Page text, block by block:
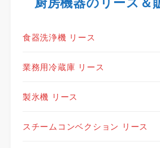
食器洗浄機 リース
業務用冷蔵庫 リース
製氷機 リース
スチームコンベクション リース